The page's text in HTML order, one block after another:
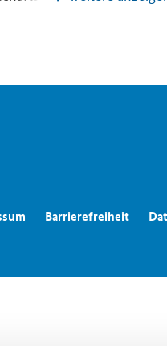
Barrierefreiheit